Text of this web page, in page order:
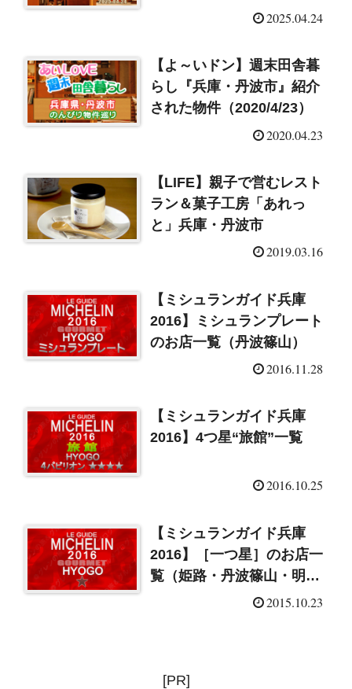
2025.04.24
【よ～いドン】週末田舎暮
らし『兵庫・丹波市』紹介
された物件（2020/4/23）
2020.04.23
【LIFE】親子で営むレスト
ラン＆菓子工房「あれっ
と」兵庫・丹波市
2019.03.16
【ミシュランガイド兵庫
2016】ミシュランプレート
のお店一覧（丹波篠山）
2016.11.28
【ミシュランガイド兵庫
2016】4つ星“旅館”一覧
2016.10.25
【ミシュランガイド兵庫
2016】［一つ星］のお店一
覧（姫路・丹波篠山・明
2015.10.23
[PR]